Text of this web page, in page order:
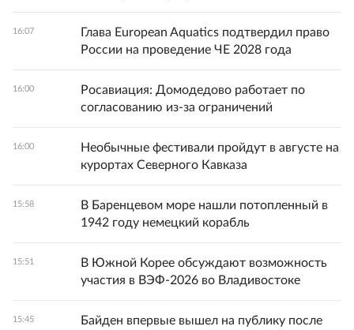
16:07
Глава European Aquatics подтвердил право
России на проведение ЧЕ 2028 года
16:00
Росавиация: Домодедово работает по
согласованию из-за ограничений
16:00
Необычные фестивали пройдут в августе на
курортах Северного Кавказа
15:58
В Баренцевом море нашли потопленный в
1942 году немецкий корабль
15:51
В Южной Корее обсуждают возможность
участия в ВЭФ-2026 во Владивостоке
15:45
Байден впервые вышел на публику после